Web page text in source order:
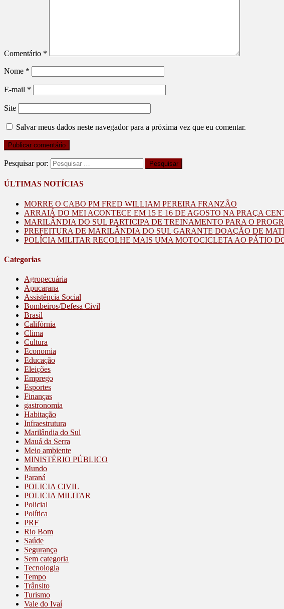
Comentário *
Nome *
E-mail *
Site
Salvar meus dados neste navegador para a próxima vez que eu comentar.
Pesquisar por:
ÚLTIMAS NOTÍCIAS
MORRE O CABO PM FRED WILLIAM PEREIRA FRANZÃO
ARRAIÁ DO MEI ACONTECE EM 15 E 16 DE AGOSTO NA PRAÇA
MARILÂNDIA DO SUL PARTICIPA DE TREINAMENTO PARA O
PREFEITURA DE MARILÂNDIA DO SUL GARANTE DOAÇÃO DE
POLÍCIA MILITAR RECOLHE MAIS UMA MOTOCICLETA AO PÁTIO
Categorias
Agropecuária
Apucarana
Assistência Social
Bombeiros/Defesa Civil
Brasil
Califórnia
Clima
Cultura
Economia
Educação
Eleições
Emprego
Esportes
Finanças
gastronomia
Habitação
Infraestrutura
Marilândia do Sul
Mauá da Serra
Meio ambiente
MINISTÉRIO PÚBLICO
Mundo
Paraná
POLICIA CIVIL
POLICIA MILITAR
Policial
Política
PRF
Rio Bom
Saúde
Segurança
Sem categoria
Tecnologia
Tempo
Trânsito
Turismo
Vale do Ivaí